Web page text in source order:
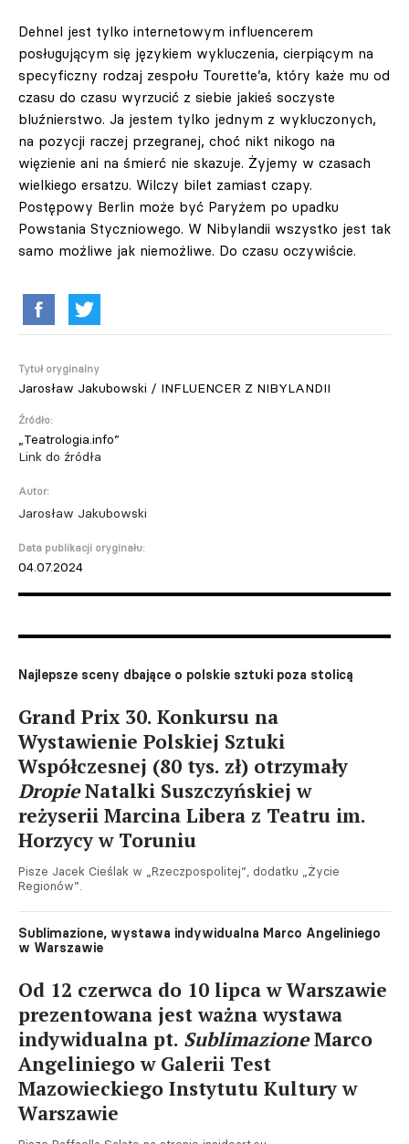
Dehnel jest tylko internetowym influencerem
posługującym się językiem wykluczenia, cierpiącym na
specyficzny rodzaj zespołu Tourette’a, który każe mu od
czasu do czasu wyrzucić z siebie jakieś soczyste
bluźnierstwo. Ja jestem tylko jednym z wykluczonych,
na pozycji raczej przegranej, choć nikt nikogo na
więzienie ani na śmierć nie skazuje. Żyjemy w czasach
wielkiego ersatzu. Wilczy bilet zamiast czapy.
Postępowy Berlin może być Paryżem po upadku
Powstania Styczniowego. W Nibylandii wszystko jest tak
samo możliwe jak niemożliwe. Do czasu oczywiście.
Tytuł oryginalny
Jarosław Jakubowski / INFLUENCER Z NIBYLANDII
Źródło:
„Teatrologia.info”
Link do źródła
Autor:
Jarosław Jakubowski
Data publikacji oryginału:
04.07.2024
Najlepsze sceny dbające o polskie sztuki poza stolicą
Grand Prix 30. Konkursu na
Wystawienie Polskiej Sztuki
Współczesnej (80 tys. zł) otrzymały
DropieNatalki Suszczyńskiej w
reżyserii Marcina Libera z Teatru im.
Horzycy w Toruniu
Pisze Jacek Cieślak w „Rzeczpospolitej”, dodatku „Życie
Regionów”.
Sublimazione, wystawa indywidualna Marco Angeliniego
w Warszawie
Od 12 czerwca do 10 lipca w Warszawie
prezentowana jest ważna wystawa
indywidualna pt. SublimazioneMarco
Angeliniego w Galerii Test
Mazowieckiego Instytutu Kultury w
Warszawie